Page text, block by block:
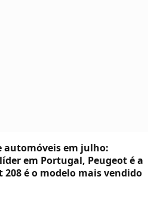
automóveis em julho:
em Portugal, Peugeot é a
208 é o modelo mais vendido